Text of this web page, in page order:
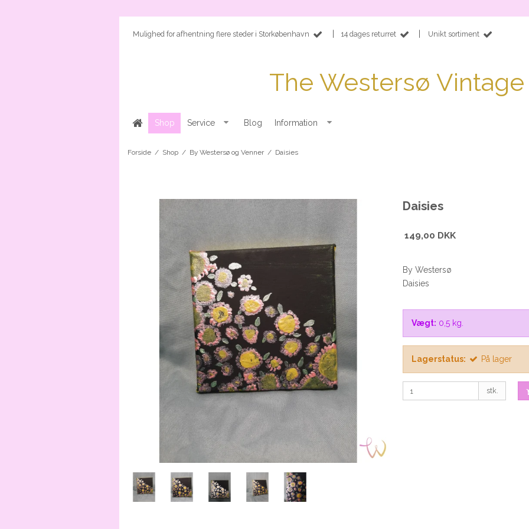
Mulighed for afhentning flere steder i Storkøbenhavn 14 dages returret Unikt sortiment
The Westersø Vintage
Shop Service Blog Information
Forside / Shop / By Westersø og Venner / Daisies
Daisies
149,00 DKK
By Westersø
Daisies
Vægt: 0,5 kg.
Lagerstatus: På lager
stk.